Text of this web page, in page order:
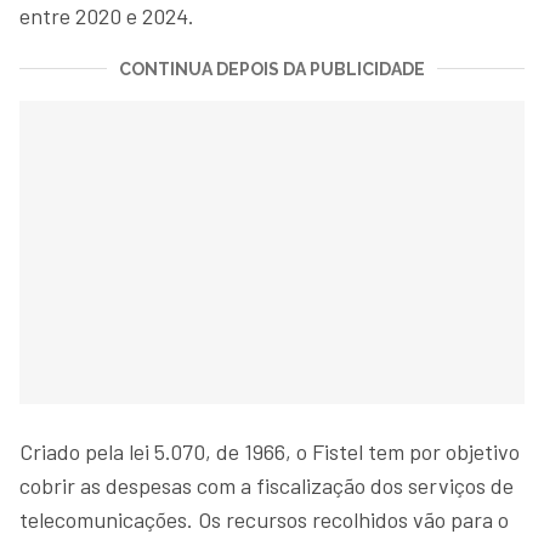
entre 2020 e 2024.
CONTINUA DEPOIS DA PUBLICIDADE
Criado pela lei 5.070, de 1966, o Fistel tem por objetivo
cobrir as despesas com a fiscalização dos serviços de
telecomunicações. Os recursos recolhidos vão para o